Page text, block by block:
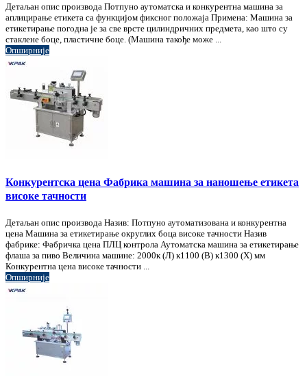
Детаљан опис производа Потпуно аутоматска и конкурентна машина за
аплицирање етикета са функцијом фиксног положаја Примена: Машина за
етикетирање погодна је за све врсте цилиндричних предмета, као што су
стаклене боце, пластичне боце. (Машина такође може ...
Опширније
Конкурентска цена Фабрика машина за наношење етикета
високе тачности
Детаљан опис производа Назив: Потпуно аутоматизована и конкурентна
цена Машина за етикетирање округлих боца високе тачности Назив
фабрике: Фабричка цена ПЛЦ контрола Аутоматска машина за етикетирање
флаша за пиво Величина машине: 2000к (Л) к1100 (В) к1300 (Х) мм
Конкурентна цена високе тачности ...
Опширније